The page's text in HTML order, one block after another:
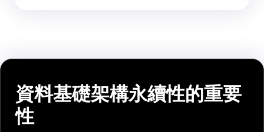
資料基礎架構永續性的重要
性